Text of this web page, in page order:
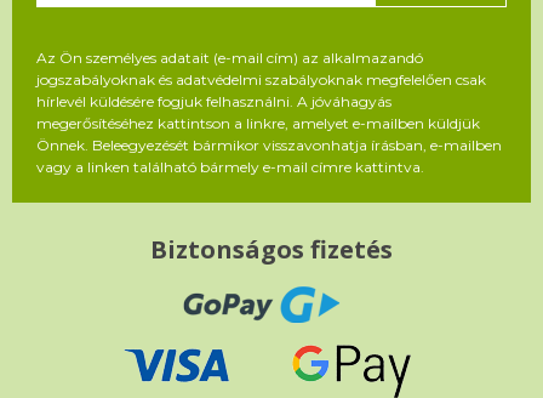
Az Ön személyes adatait (e-mail cím) az alkalmazandó
jogszabályoknak és adatvédelmi szabályoknak megfelelően csak
hírlevél küldésére fogjuk felhasználni. A jóváhagyás
megerősítéséhez kattintson a linkre, amelyet e-mailben küldjük
Önnek. Beleegyezését bármikor visszavonhatja írásban, e-mailben
vagy a linken található bármely e-mail címre kattintva.
Biztonságos fizetés